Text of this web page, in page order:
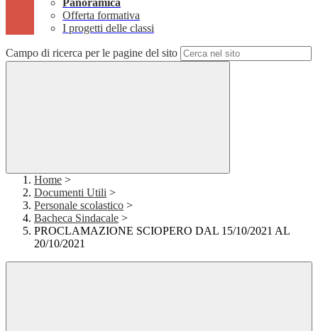
Panoramica
Offerta formativa
I progetti delle classi
Campo di ricerca per le pagine del sito
Home >
Documenti Utili >
Personale scolastico >
Bacheca Sindacale >
PROCLAMAZIONE SCIOPERO DAL 15/10/2021 AL
20/10/2021